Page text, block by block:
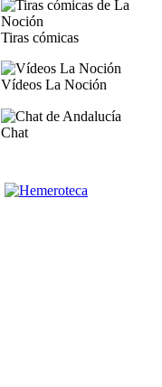
Tiras cómicas
Vídeos La Noción
Chat